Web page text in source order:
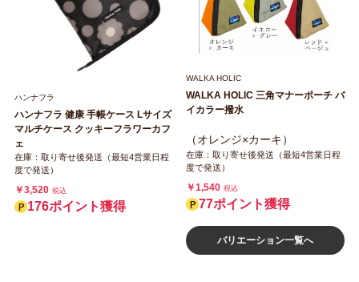
ハンナフラ
ハンナフラ 健康 手帳ケース Lサイズ
マルチケース クッキーフラワーカフ
ェ
在庫：取り寄せ後発送（最短4営業日程
度で発送）
￥3,520 税込
176ポイント獲得
WALKA HOLIC
WALKA HOLIC 三角マナーポーチ バ
イカラー撥水
（オレンジ×カーキ）
在庫：取り寄せ後発送（最短4営業日程
度で発送）
￥1,540 税込
77ポイント獲得
バリエーション一覧へ